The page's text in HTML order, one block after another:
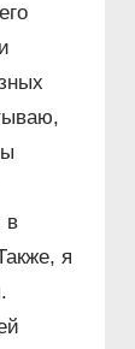
в
я